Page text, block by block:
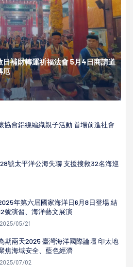
日補財轉運祈福法會 5月4日商請道
厄
協會鋁線編織親子活動 首場前進社會
號太平洋公海失聯 支援搜救32名海巡
年第六屆國家海洋日6月8日登場 結
號演習、海洋藝文展演
05/21
期兩天2025 臺灣海洋國際論壇 印太地
焦海域安全、藍色經濟
07/02